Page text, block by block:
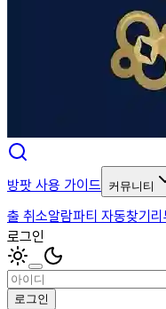
방팟 사용 가이드 커뮤니티
출 취소알람파티 자동찾기
로그인
로그인